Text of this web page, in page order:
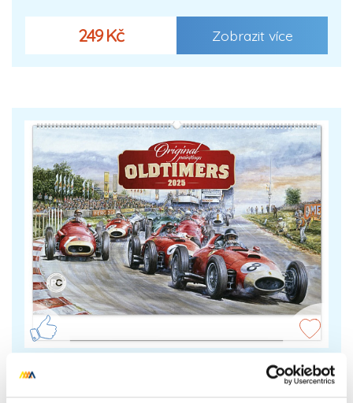
249 Kč Zobrazit více
Nástěnný kalendář Oldtimers - Václav